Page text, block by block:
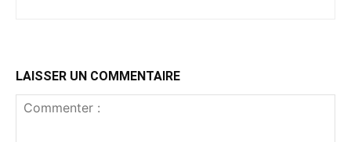
LAISSER UN COMMENTAIRE